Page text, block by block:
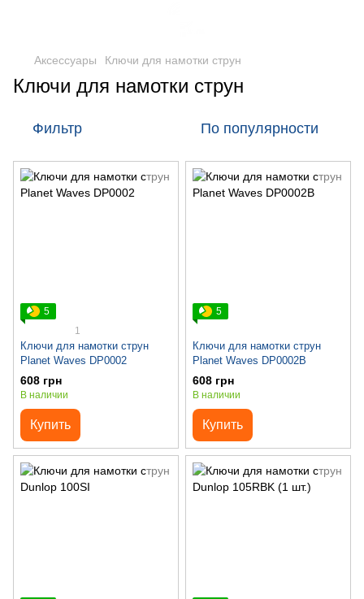
Аксессуары Ключи для намотки струн
Ключи для намотки струн
Фильтр По популярности
5
1
Ключи для намотки струн
Planet Waves DP0002
608 грн
В наличии
Купить
5
Ключи для намотки струн
Planet Waves DP0002B
608 грн
В наличии
Купить